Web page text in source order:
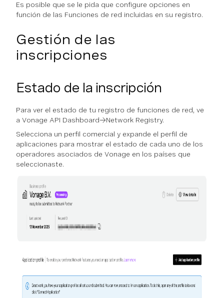
Es posible que se le pida que configure opciones en
función de las Funciones de red incluidas en su registro.
Gestión de las
inscripciones
Estado de la inscripción
Para ver el estado de tu registro de funciones de red, ve
a Vonage API Dashboard→Network Registry.
Selecciona un perfil comercial y expande el perfil de
aplicaciones para mostrar el estado de cada uno de los
operadores asociados de Vonage en los países que
seleccionaste.